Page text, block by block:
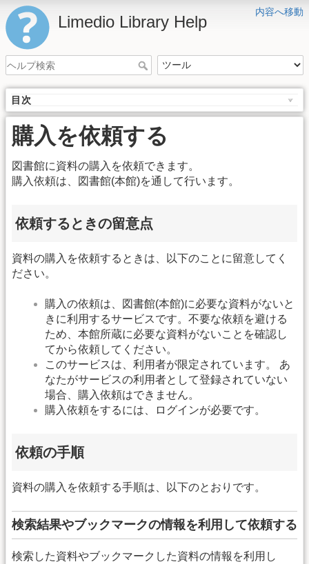
内容へ移動
Limedio Library Help
目次
購入を依頼する
図書館に資料の購入を依頼できます。
購入依頼は、図書館(本館)を通して行います。
依頼するときの留意点
資料の購入を依頼するときは、以下のことに留意してく
ださい。
購入の依頼は、図書館(本館)に必要な資料がないと
きに利用するサービスです。不要な依頼を避ける
ため、本館所蔵に必要な資料がないことを確認し
てから依頼してください。
このサービスは、利用者が限定されています。 あ
なたがサービスの利用者として登録されていない
場合、購入依頼はできません。
購入依頼をするには、ログインが必要です。
依頼の手順
資料の購入を依頼する手順は、以下のとおりです。
検索結果やブックマークの情報を利用して依頼する
検索した資料やブックマークした資料の情報を利用し